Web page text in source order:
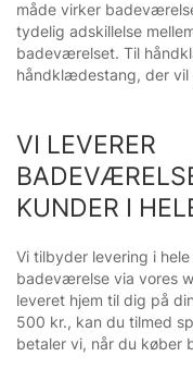
måde virker
tydelig adskillelse
badeværelset. Til
håndklædestang, der
VI LEVERER
KUNDER I
Vi tilbyder levering i
badeværelse via vores
leveret hjem til dig på
500 kr., kan du tilmed
betaler vi, når du køber